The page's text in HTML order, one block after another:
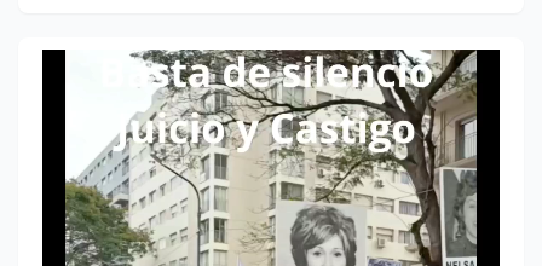
Reproductor